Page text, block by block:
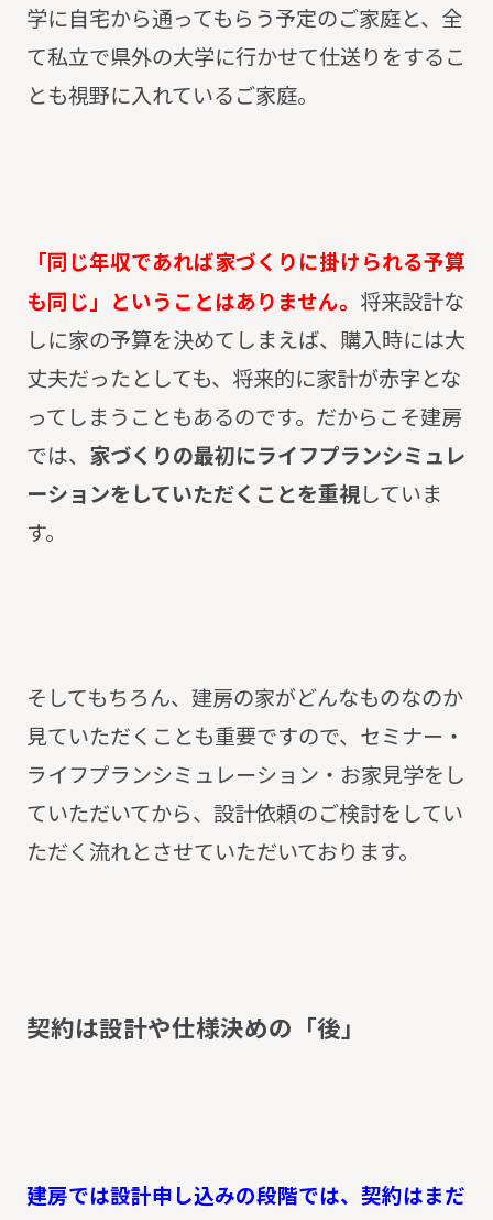
学に自宅から通ってもらう予定のご家庭と、全
て私立で県外の大学に行かせて仕送りをするこ
とも視野に入れているご家庭。
「同じ年収であれば家づくりに掛けられる予算
も同じ」ということはありません。 将来設計な
しに家の予算を決めてしまえば、購入時には大
丈夫だったとしても、将来的に家計が赤字とな
ってしまうこともあるのです。だからこそ建房
では、 家づくりの最初にライフプランシミュレ
ーションをしていただくことを重視していま
す。
そしてもちろん、建房の家がどんなものなのか
見ていただくことも重要ですので、セミナー・
ライフプランシミュレーション・お家見学をし
ていただいてから、設計依頼のご検討をしてい
ただく流れとさせていただいております。
契約は設計や仕様決めの 「後」
建房では設計申し込みの段階では、契約はまだ